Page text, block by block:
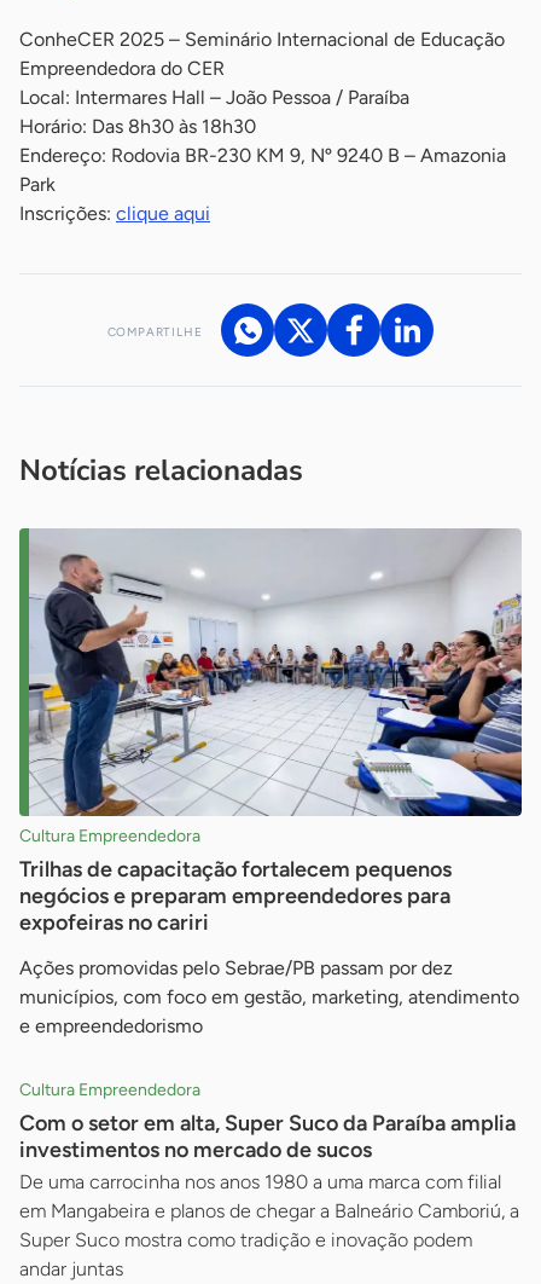
ConheCER 2025 – Seminário Internacional de Educação
Empreendedora do CER
Local: Intermares Hall – João Pessoa / Paraíba
Horário: Das 8h30 às 18h30
Endereço: Rodovia BR-230 KM 9, Nº 9240 B – Amazonia
Park
Inscrições: clique aqui
COMPARTILHE
Notícias relacionadas
Cultura Empreendedora
Trilhas de capacitação fortalecem pequenos
negócios e preparam empreendedores para
expofeiras no cariri
Ações promovidas pelo Sebrae/PB passam por dez
municípios, com foco em gestão, marketing, atendimento
e empreendedorismo
Cultura Empreendedora
Com o setor em alta, Super Suco da Paraíba amplia
investimentos no mercado de sucos
De uma carrocinha nos anos 1980 a uma marca com filial
em Mangabeira e planos de chegar a Balneário Camboriú, a
Super Suco mostra como tradição e inovação podem
andar juntas